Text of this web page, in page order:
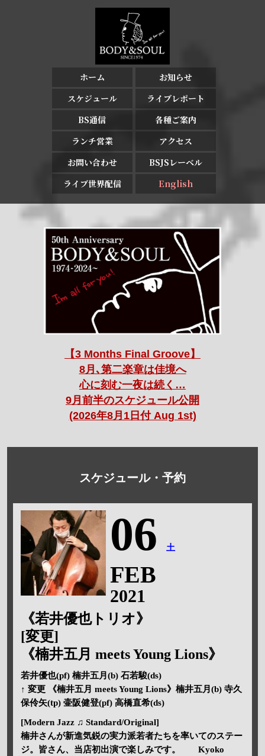
ホーム
お知らせ
スケジュール
ライブレポート
BS通信
各種ご案内
ランチ営業
アクセス
お問い合わせ
BSJSレーベル
ライブ世界配信
English
【3 Months Final Groove】
8月､第二楽章は佳境へ
心に刻む一夜は続く…
9月前半のスケジュール公開
(2026年8月1日付 Aug 1st)
スケジュール・予約
06 土
FEB
2021
《若井優也トリオ》
[変更]
《楠井五月 meets Young Lions》
若井優也(pf) 楠井五月(b) 石若駿(ds)
↑ 変更 《楠井五月 meets Young Lions》楠井五月(b) 寺久
保伶矢(tp) 壷阪健登(pf) 高橋直希(ds)
[Modern Jazz ♫ Standard/Original]
楠井さんが新進気鋭の実力派若者たちを率いてのステー
ジ。皆さん、当店初出演で楽しみです。 Kyoko